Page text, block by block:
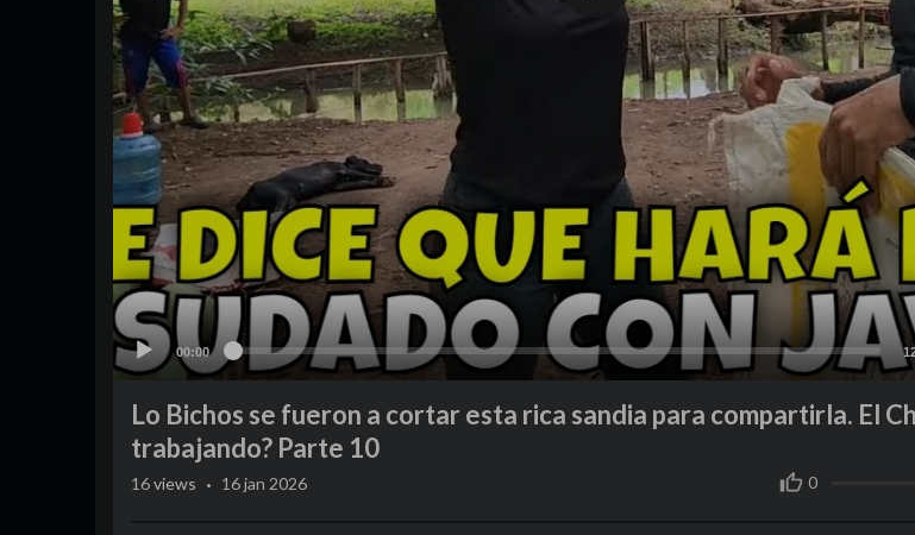
00:00
Lo Bichos se fueron a cortar esta rica sandia para compartirla. El
trabajando? Parte 10
0
16views · 16 jan 2026